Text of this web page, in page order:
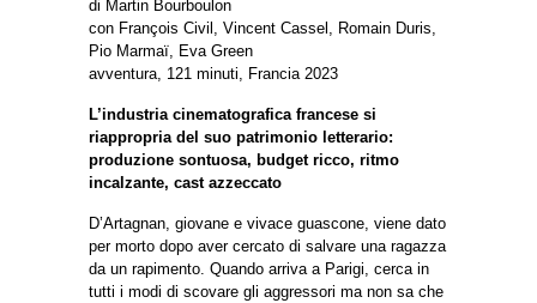
di Martin Bourboulon
con François Civil, Vincent Cassel, Romain Duris,
Pio Marmaï, Eva Green
avventura, 121 minuti, Francia 2023
L’industria cinematografica francese si
riappropria del suo patrimonio letterario:
produzione sontuosa, budget ricco, ritmo
incalzante, cast azzeccato
D’Artagnan, giovane e vivace guascone, viene dato
per morto dopo aver cercato di salvare una ragazza
da un rapimento. Quando arriva a Parigi, cerca in
tutti i modi di scovare gli aggressori ma non sa che